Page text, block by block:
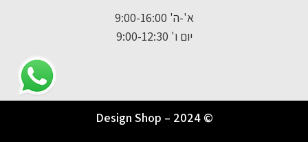
א'-ה' 9:00-16:00
יום ו' 9:00-12:30
© Design Shop – 2024